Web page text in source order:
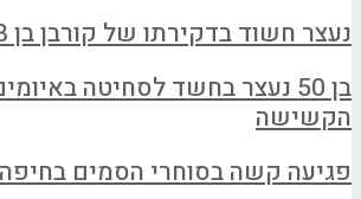
נעצר חשוד בדקירתו של קורבן בן 48 בחיפה
בן 50 נעצר בחשד לסחיטה
הקשישה
פגיעה קשה בסוחרי הסמים בחיפה